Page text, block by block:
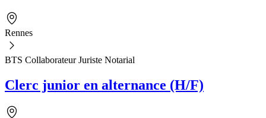
Rennes
BTS Collaborateur Juriste Notarial
Clerc junior en alternance (H/F)